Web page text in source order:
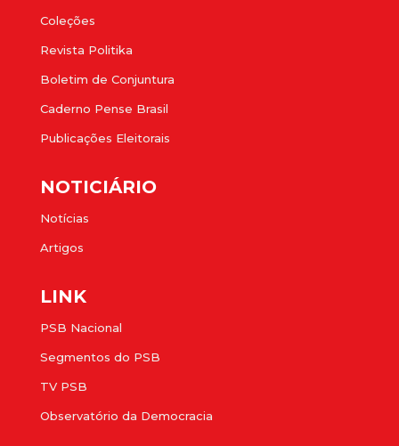
Coleções
Revista Politika
Boletim de Conjuntura
Caderno Pense Brasil
Publicações Eleitorais
NOTICIÁRIO
Notícias
Artigos
LINK
PSB Nacional
Segmentos do PSB
TV PSB
Observatório da Democracia